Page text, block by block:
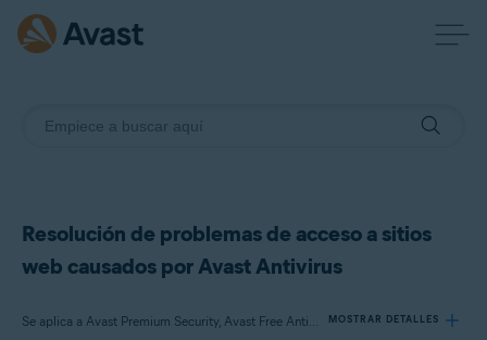
Resolución de problemas de acceso a sitios
web causados por Avast Antivirus
Se aplica a Avast Premium Security, Avast Free Antivirus, Avast One MOSTRAR DETALLES